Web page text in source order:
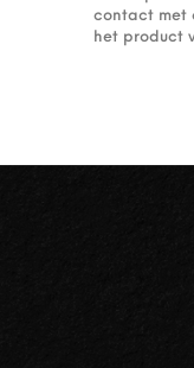
contact met
het product